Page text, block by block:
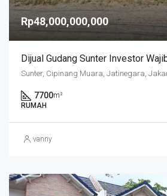
Rp48,000,000,000
Dijual Gudang Sunter Investor
7700m²
RUMAH
vanny